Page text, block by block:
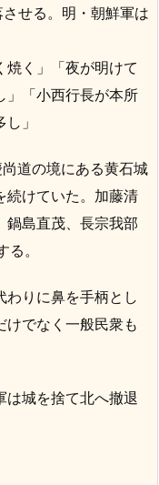
せる。明・朝鮮軍は
焼く」「夜が明けて
」「小西行長が本所
」
道の境にある黄石城
続けていた。加藤清
鍋島直茂、長宗我部
る。
わりに鼻を手柄とし
けでなく一般民衆も
は城を捨て北へ撤退